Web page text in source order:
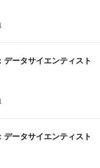
データサイエンティスト
データサイエンティスト